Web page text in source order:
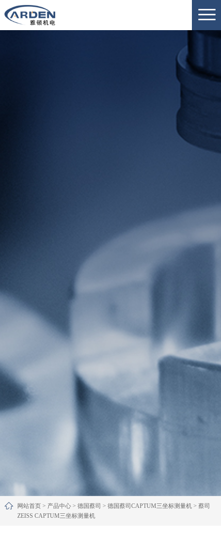
网站首页> 产品中心> 德国蔡司 > 德国蔡司CAPTUM三坐标测量机> 蔡司
ZEISS CAPTUM三坐标测量机